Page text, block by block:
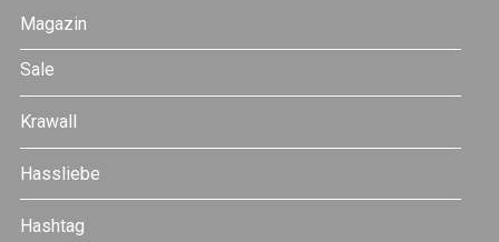
Magazin
Sale
Krawall
Hassliebe
Hashtag